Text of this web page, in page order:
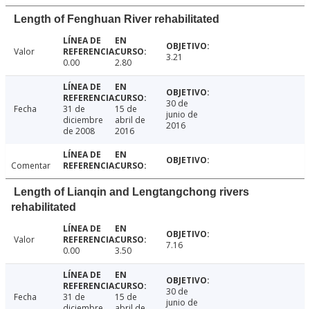
Length of Fenghuan River rehabilitated
Valor
0.00
2.80 3.21
Fecha
31 de
diciembre
de 2008
15 de
abril de
2016
30 de
junio de
2016
Comentar
Length of Lianqin and Lengtangchong rivers
rehabilitated
Valor
0.00
3.50 7.16
Fecha
31 de
15 de
30 de
junio de